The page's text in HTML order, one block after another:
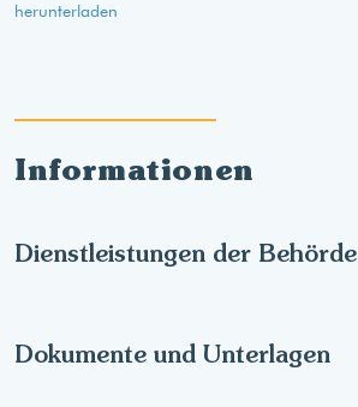
Informationen
Dienstleistungen der Behörde
Dokumente und Unterlagen
herunterladen